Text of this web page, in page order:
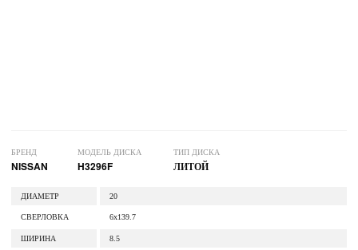
БРЕНД
NISSAN
МОДЕЛЬ ДИСКА
H3296F
ТИП ДИСКА
ЛИТОЙ
ДИАМЕТР 20
СВЕРЛОВКА 6x139.7
ШИРИНА 8.5